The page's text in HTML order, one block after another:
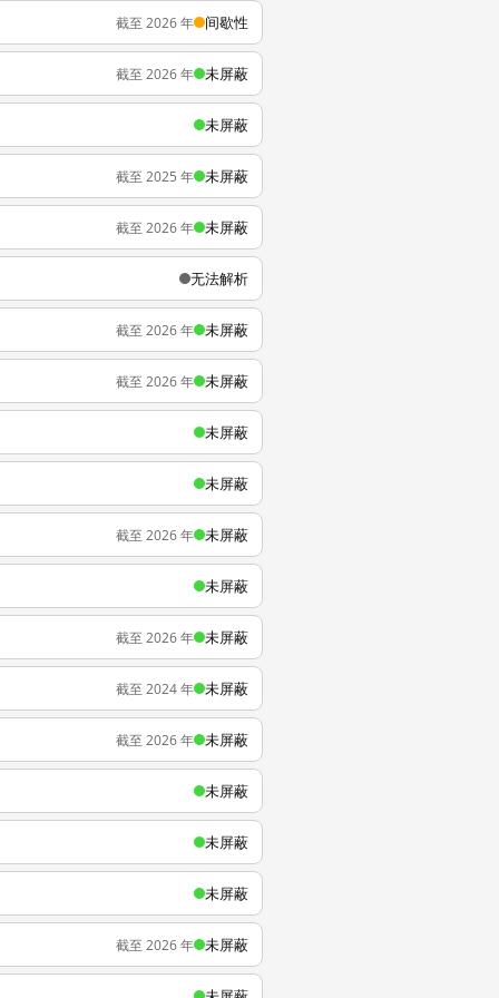
截至 2026 年 间歇性
截至 2026 年 未屏蔽
未屏蔽
截至 2025 年 未屏蔽
截至 2026 年 未屏蔽
无法解析
截至 2026 年 未屏蔽
截至 2026 年 未屏蔽
未屏蔽
未屏蔽
截至 2026 年 未屏蔽
未屏蔽
截至 2026 年 未屏蔽
截至 2024 年 未屏蔽
截至 2026 年 未屏蔽
未屏蔽
未屏蔽
未屏蔽
截至 2026 年 未屏蔽